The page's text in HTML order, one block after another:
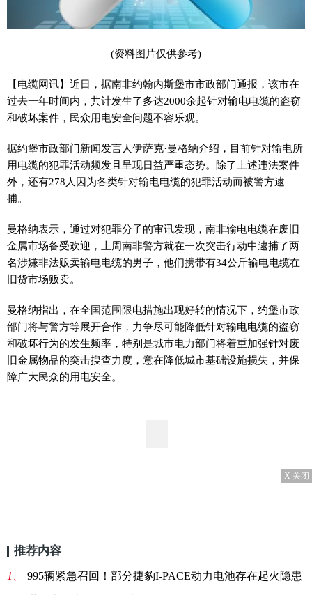
(资料图片仅供参考)
【电缆网讯】近日，据南非约翰内斯堡市市政部门通报，该市在
过去一年时间内，共计发生了多达2000余起针对输电电缆的盗窃
和破坏案件，民众用电安全问题不容乐观。
据约堡市政部门新闻发言人伊萨克·曼格纳介绍，目前针对输电所
用电缆的犯罪活动频发且呈现日益严重态势。除了上述违法案件
外，还有278人因为各类针对输电电缆的犯罪活动而被警方逮
捕。
曼格纳表示，通过对犯罪分子的审讯发现，南非输电电缆在废旧
金属市场备受欢迎，上周南非警方就在一次突击行动中逮捕了两
名涉嫌非法贩卖输电电缆的男子，他们携带有34公斤输电电缆在
旧货市场贩卖。
曼格纳指出，在全国范围限电措施出现好转的情况下，约堡市政
部门将与警方等展开合作，力争尽可能降低针对输电电缆的盗窃
和破坏行为的发生频率，特别是城市电力部门将着重加强针对废
旧金属物品的突击搜查力度，意在降低城市基础设施损失，并保
障广大民众的用电安全。
X 关闭
推荐内容
1、 995辆紧急召回！部分捷豹I-PACE动力电池存在起火隐患